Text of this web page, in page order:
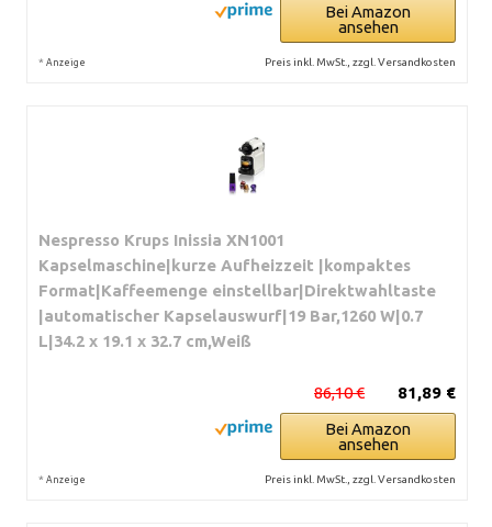
Bei Amazon
ansehen
* Anzeige Preis inkl. MwSt., zzgl. Versandkosten
Nespresso Krups Inissia XN1001
Kapselmaschine|kurze Aufheizzeit |kompaktes
Format|Kaffeemenge einstellbar|Direktwahltaste
|automatischer Kapselauswurf|19 Bar,1260 W|0.7
L|34.2 x 19.1 x 32.7 cm,Weiß
81,89 €
86,10 €
Bei Amazon
ansehen
* Anzeige Preis inkl. MwSt., zzgl. Versandkosten